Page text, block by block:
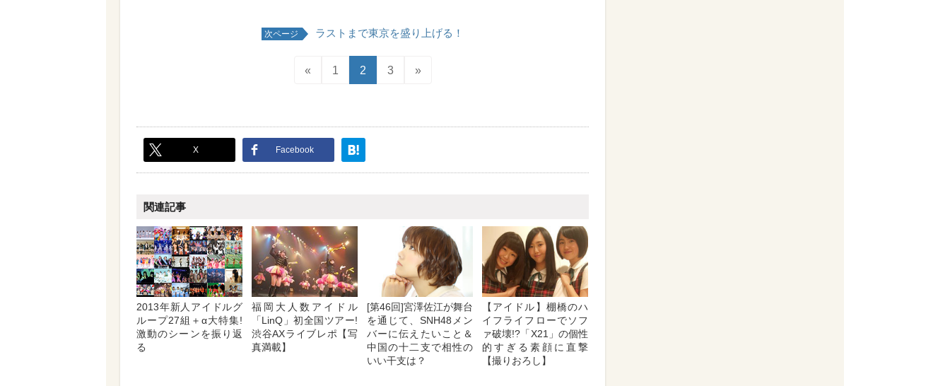
次ページ ラストまで東京を盛り上げる！
« 1 2 3 »
X Facebook
関連記事
2013年新人アイドルグ
ループ27組＋α大特集!
激動のシーンを振り返
る
福岡大人数アイドル
「LinQ」初全国ツアー!
渋谷AXライブレポ【写
真満載】
[第46回]宮澤佐江が舞台
を通じて、SNH48メン
バーに伝えたいこと＆
中国の十二支で相性の
いい干支は？
【アイドル】棚橋のハ
イフライフローでソフ
ァ破壊!?「X21」の個性
的すぎる素顔に直撃
【撮りおろし】